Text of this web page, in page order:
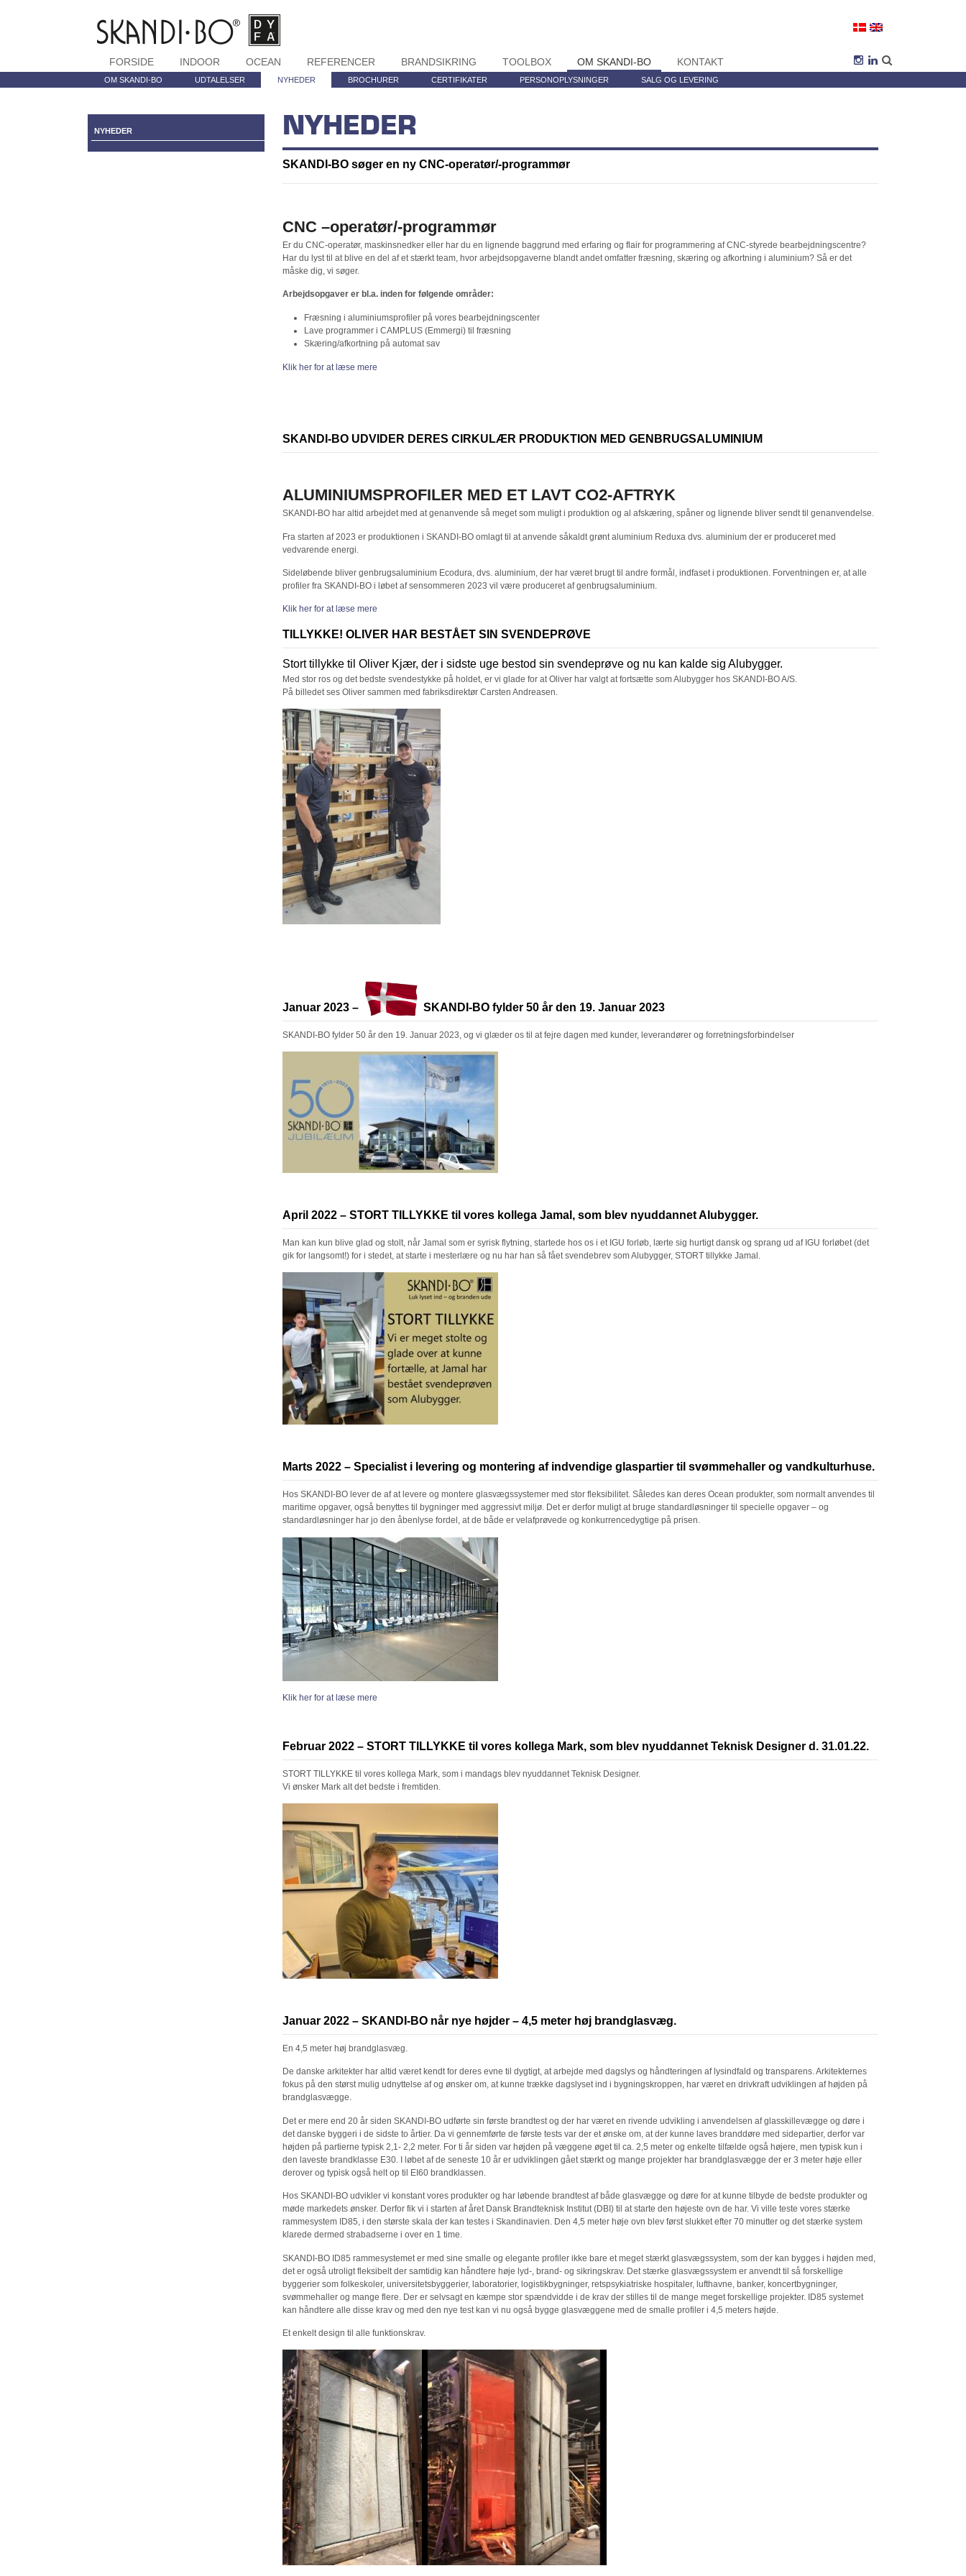
FORSIDE INDOOR OCEAN REFERENCER BRANDSIKRING TOOLBOX OM SKANDI-BO
OM SKANDI-BO UDTALELSER NYHEDER BROCHURER CERTIFIKATER PERSONOPLYSNINGER SALG OG LEVERING
KONTAKT
NYHEDER
SKANDI-BO søger en ny CNC-operatør/-programmør
CNC –operatør/-programmør
Er du CNC-operatør, maskinsnedker eller har du en lignende baggrund med erfaring og flair for programmering af CNC-styrede bearbejdningscentre?
Har du lyst til at blive en del af et stærkt team, hvor arbejdsopgaverne blandt andet omfatter fræsning, skæring og afkortning i aluminium? Så er det
måske dig, vi søger.
Arbejdsopgaver er bl.a. inden for følgende områder:
Fræsning i aluminiumsprofiler på vores bearbejdningscenter
Lave programmer i CAMPLUS (Emmergi) til fræsning
Skæring/afkortning på automat sav
Klik her for at læse mere
SKANDI-BO UDVIDER DERES CIRKULÆR PRODUKTION MED GENBRUGSALUMINIUM
ALUMINIUMSPROFILER MED ET LAVT CO2-AFTRYK
SKANDI-BO har altid arbejdet med at genanvende så meget som muligt i produktion og al afskæring, spåner og lignende bliver sendt til genanvendelse.
Fra starten af 2023 er produktionen i SKANDI-BO omlagt til at anvende såkaldt grønt aluminium Reduxa dvs. aluminium der er produceret med
vedvarende energi.
Sideløbende bliver genbrugsaluminium Ecodura, dvs. aluminium, der har været brugt til andre formål, indfaset i produktionen. Forventningen er, at alle
profiler fra SKANDI-BO i løbet af sensommeren 2023 vil være produceret af genbrugsaluminium.
Klik her for at læse mere
TILLYKKE! OLIVER HAR BESTÅET SIN SVENDEPRØVE
Stort tillykke til Oliver Kjær, der i sidste uge bestod sin svendeprøve og nu kan kalde sig Alubygger.
Med stor ros og det bedste svendestykke på holdet, er vi glade for at Oliver har valgt at fortsætte som Alubygger hos SKANDI-BO A/S.
På billedet ses Oliver sammen med fabriksdirektør Carsten Andreasen.
Januar 2023 – SKANDI-BO fylder 50 år den 19. Januar 2023
SKANDI-BO fylder 50 år den 19. Januar 2023, og vi glæder os til at fejre dagen med kunder, leverandører og forretningsforbindelser
April 2022 – STORT TILLYKKE til vores kollega Jamal, som blev nyuddannet Alubygger.
Man kan kun blive glad og stolt, når Jamal som er syrisk flytning, startede hos os i et IGU forløb, lærte sig hurtigt dansk og sprang ud af IGU forløbet (det
gik for langsomt!) for i stedet, at starte i mesterlære og nu har han så fået svendebrev som Alubygger, STORT tillykke Jamal.
Marts 2022 – Specialist i levering og montering af indvendige glaspartier til svømmehaller og vandkulturhuse.
Hos SKANDI-BO lever de af at levere og montere glasvægssystemer med stor fleksibilitet. Således kan deres Ocean produkter, som normalt anvendes til
maritime opgaver, også benyttes til bygninger med aggressivt miljø. Det er derfor muligt at bruge standardløsninger til specielle opgaver – og
standardløsninger har jo den åbenlyse fordel, at de både er velafprøvede og konkurrencedygtige på prisen.
Klik her for at læse mere
Februar 2022 – STORT TILLYKKE til vores kollega Mark, som blev nyuddannet Teknisk Designer d. 31.01.22.
STORT TILLYKKE til vores kollega Mark, som i mandags blev nyuddannet Teknisk Designer.
Vi ønsker Mark alt det bedste i fremtiden.
Januar 2022 – SKANDI-BO når nye højder – 4,5 meter høj brandglasvæg.
En 4,5 meter høj brandglasvæg.
De danske arkitekter har altid været kendt for deres evne til dygtigt, at arbejde med dagslys og håndteringen af lysindfald og transparens. Arkitekternes
fokus på den størst mulig udnyttelse af og ønsker om, at kunne trække dagslyset ind i bygningskroppen, har været en drivkraft udviklingen af højden på
brandglasvægge.
Det er mere end 20 år siden SKANDI-BO udførte sin første brandtest og der har været en rivende udvikling i anvendelsen af glasskillevægge og døre i
det danske byggeri i de sidste to årtier. Da vi gennemførte de første tests var der et ønske om, at der kunne laves branddøre med sidepartier, derfor var
højden på partierne typisk 2,1- 2,2 meter. For ti år siden var højden på væggene øget til ca. 2,5 meter og enkelte tilfælde også højere, men typisk kun i
den laveste brandklasse E30. I løbet af de seneste 10 år er udviklingen gået stærkt og mange projekter har brandglasvægge der er 3 meter høje eller
derover og typisk også helt op til EI60 brandklassen.
Hos SKANDI-BO udvikler vi konstant vores produkter og har løbende brandtest af både glasvægge og døre for at kunne tilbyde de bedste produkter og
møde markedets ønsker. Derfor fik vi i starten af året Dansk Brandteknisk Institut (DBI) til at starte den højeste ovn de har. Vi ville teste vores stærke
rammesystem ID85, i den største skala der kan testes i Skandinavien. Den 4,5 meter høje ovn blev først slukket efter 70 minutter og det stærke system
klarede dermed strabadserne i over en 1 time.
SKANDI-BO ID85 rammesystemet er med sine smalle og elegante profiler ikke bare et meget stærkt glasvægssystem, som der kan bygges i højden med,
det er også utroligt fleksibelt der samtidig kan håndtere høje lyd-, brand- og sikringskrav. Det stærke glasvægssystem er anvendt til så forskellige
byggerier som folkeskoler, universitetsbyggerier, laboratorier, logistikbygninger, retspsykiatriske hospitaler, lufthavne, banker, koncertbygninger,
svømmehaller og mange flere. Der er selvsagt en kæmpe stor spændvidde i de krav der stilles til de mange meget forskellige projekter. ID85 systemet
kan håndtere alle disse krav og med den nye test kan vi nu også bygge glasvæggene med de smalle profiler i 4,5 meters højde.
Et enkelt design til alle funktionskrav.
NYHEDER